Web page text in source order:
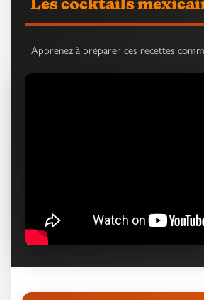
Les cocktails
Apprenez à préparer ces recettes